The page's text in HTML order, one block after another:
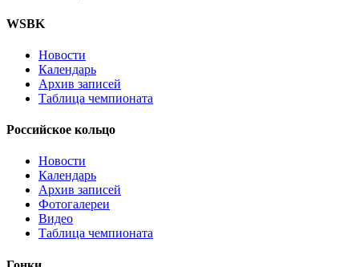
WSBK
Новости
Календарь
Архив записей
Таблица чемпионата
Российское кольцо
Новости
Календарь
Архив записей
Фотогалереи
Видео
Таблица чемпионата